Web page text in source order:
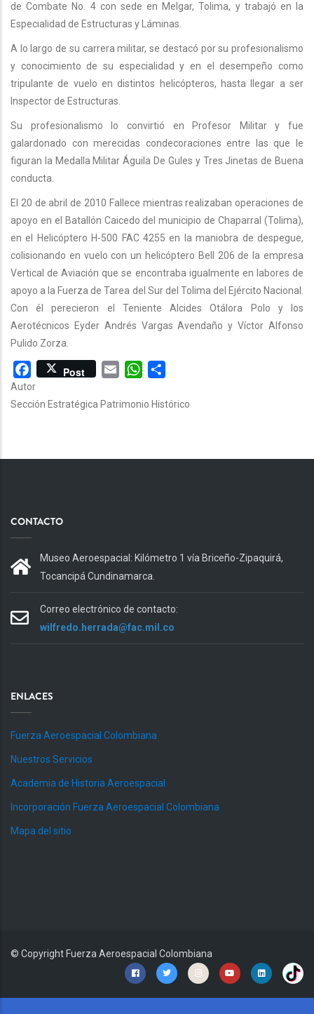
de Combate No. 4 con sede en Melgar, Tolima, y trabajó en la
Especialidad de Estructuras y Láminas.
A lo largo de su carrera militar, se destacó por su profesionalismo
y conocimiento de su especialidad y en el desempeño como
tripulante de vuelo en distintos helicópteros, hasta llegar a ser
Inspector de Estructuras.
Su profesionalismo lo convirtió en Profesor Militar y fue
galardonado con merecidas condecoraciones entre las que le
figuran la Medalla Militar Águila De Gules y Tres Jinetas de Buena
conducta.
El 20 de abril de 2010 Fallece mientras realizaban operaciones de
apoyo en el Batallón Caicedo del municipio de Chaparral (Tolima),
en el Helicóptero H-500 FAC 4255 en la maniobra de despegue,
colisionando en vuelo con un helicóptero Bell 206 de la empresa
Vertical de Aviación que se encontraba igualmente en labores de
apoyo a la Fuerza de Tarea del Sur del Tolima del Ejército Nacional.
Con él perecieron el Teniente Alcides Otálora Polo y los
Aerotécnicos Eyder Andrés Vargas Avendaño y Víctor Alfonso
Pulido Zorza.
Facebook
Post Email WhatsApp
Autor
Sección Estratégica Patrimonio Histórico
CONTACTO
Museo Aeroespacial: Kilómetro 1 vía Briceño-Zipaquirá,
Tocancipá Cundinamarca.
Correo electrónico de contacto:
wilfredo.herrada@fac.mil.co
ENLACES
Fuerza Aeroespacial Colombiana
Nuestros Servicios
Academia de Historia Aeroespacial
Incorporación Fuerza Aeroespacial Colombiana
Mapa del sitio
© Copyright Fuerza Aeroespacial Colombiana